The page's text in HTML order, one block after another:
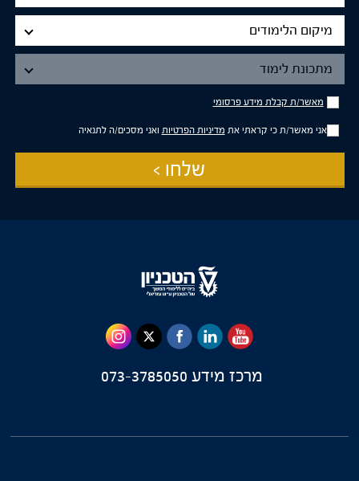
הלימודים
מיקום הלימודים
לימוד
מתכונת לימוד
מאשר/ת
קבלת
מידע
פרסומי
מאשר/ת קבלת מידע פרסומי
אני מאשר/ת כי קראתי את מדיניות הפרטיות ואני מסכים/ה לתנאיה
שלחו >
מרכז מידע